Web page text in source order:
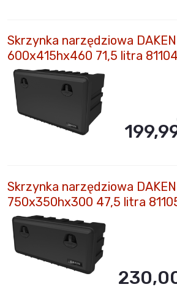
Skrzynka narzędziowa
600x415hx460 71,5 litra 81104
Skrzynka narzędziowa
750x350hx300 47,5 litra